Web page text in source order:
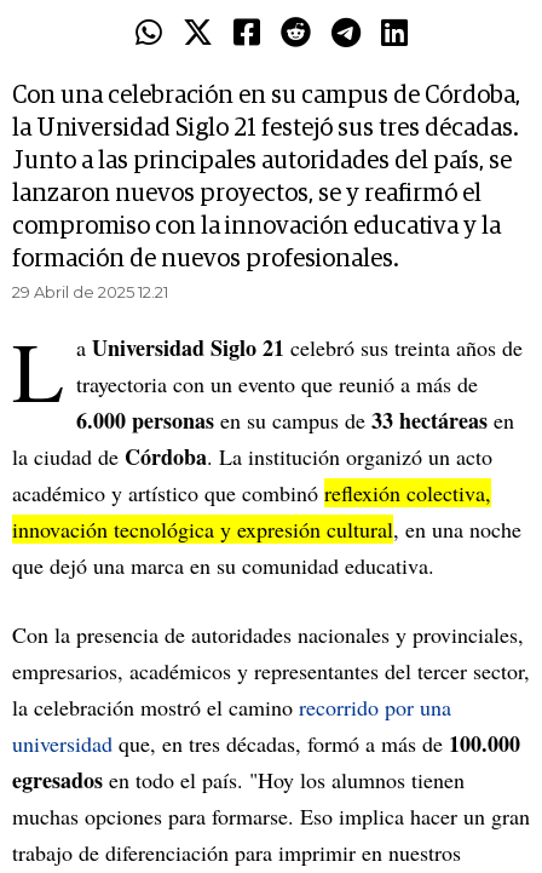
Con una celebración en su campus de Córdoba,
la Universidad Siglo 21 festejó sus tres décadas.
Junto a las principales autoridades del país, se
lanzaron nuevos proyectos, se y reafirmó el
compromiso con la innovación educativa y la
formación de nuevos profesionales.
29 Abril de 2025 12.21
L a Universidad Siglo 21 celebró sus treinta años de
trayectoria con un evento que reunió a más de
6.000 personas en su campus de 33 hectáreas en
la ciudad de Córdoba. La institución organizó un acto
académico y artístico que combinó reflexión colectiva,
innovación tecnológica y expresión cultural, en una noche
que dejó una marca en su comunidad educativa.
Con la presencia de autoridades nacionales y provinciales,
empresarios, académicos y representantes del tercer sector,
la celebración mostró el camino recorrido por una
universidad que, en tres décadas, formó a más de 100.000
egresados en todo el país. "Hoy los alumnos tienen
muchas opciones para formarse. Eso implica hacer un gran
trabajo de diferenciación para imprimir en nuestros